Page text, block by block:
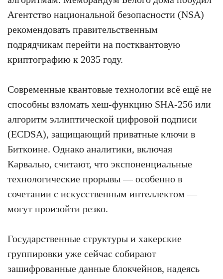
Агентство национальной безопасности (NSA)
рекомендовать правительственным
подрядчикам перейти на постквантовую
криптографию к 2035 году.
Современные квантовые технологии всё ещё не
способны взломать хеш-функцию SHA-256 или
алгоритм эллиптической цифровой подписи
(ECDSA), защищающий приватные ключи в
Биткоине. Однако аналитики, включая
Карвалью, считают, что экспоненциальные
технологические прорывы — особенно в
сочетании с искусственным интеллектом —
могут произойти резко.
Государственные структуры и хакерские
группировки уже сейчас собирают
зашифрованные данные блокчейнов, надеясь